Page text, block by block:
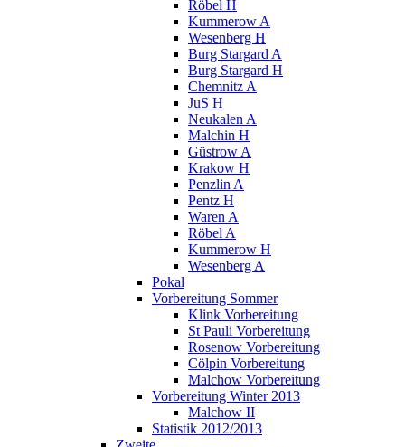
Röbel H
Kummerow A
Wesenberg H
Burg Stargard A
Burg Stargard H
Chemnitz A
JuS H
Neukalen A
Malchin H
Güstrow A
Krakow H
Penzlin A
Pentz H
Waren A
Röbel A
Kummerow H
Wesenberg A
Pokal
Vorbereitung Sommer
Klink Vorbereitung
St Pauli Vorbereitung
Rosenow Vorbereitung
Cölpin Vorbereitung
Malchow Vorbereitung
Vorbereitung Winter 2013
Malchow II
Statistik 2012/2013